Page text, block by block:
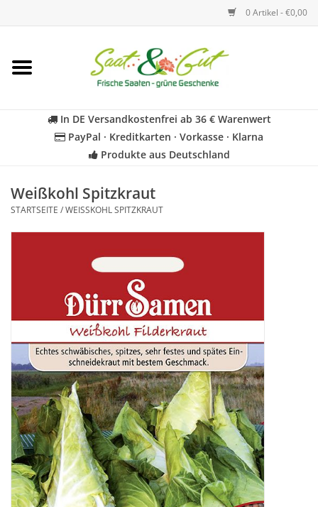
0 Artikel - €0,00
Startseite
Kräuter
Geschenkideen
Katalog
In DE Versandkostenfrei ab 36 € Warenwert
PayPal · Kreditkarten · Vorkasse · Klarna
Produkte aus Deutschland
Weißkohl Spitzkraut
STARTSEITE /WEISSKOHL SPITZKRAUT